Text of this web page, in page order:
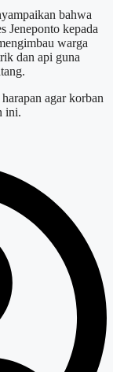
bahwa
Jeneponto kepada
warga
dan api guna
agar korban
ini.